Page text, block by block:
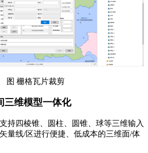
图 栅格瓦片裁剪
三维模型一体化
持四棱锥、圆柱、圆锥、球等三维输入
量线/区进行便捷、低成本的三维面/体